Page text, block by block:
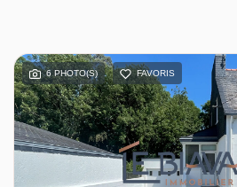
6 PHOTO(S) FAVORIS